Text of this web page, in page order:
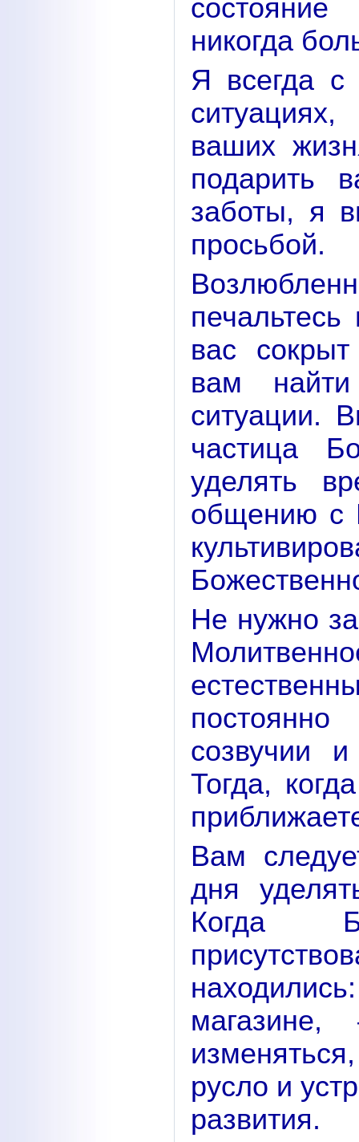
никогда
Я всегда
ваших
подарить
заботы, я
просьбой.
вас
вам
ситуации.
частица
уделять
общению с
Не нужно
созвучии
Тогда,
Вам
дня
Когда
русло и
развития.